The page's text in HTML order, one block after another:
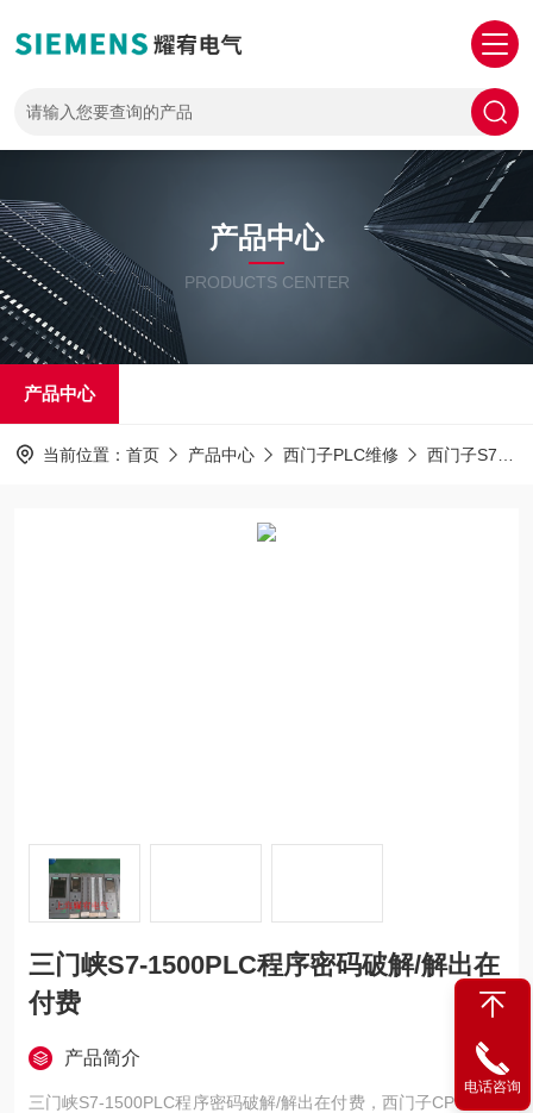
产品中心
PRODUCTS CENTER
产品中心
当前位置： 首页 产品中心 西门子PLC维修 西门子S7-1500PLC解密
三门峡S7-1500PLC程序密码破解/解出在
付费
产品简介
三门峡S7-1500PLC程序密码破解/解出在付费，西门子CPU1500
电话咨询